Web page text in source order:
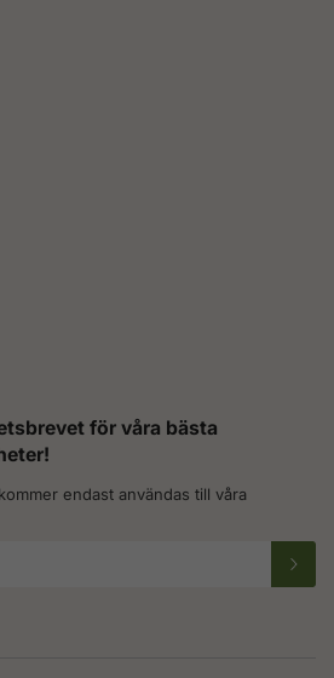
för våra bästa
endast användas till våra